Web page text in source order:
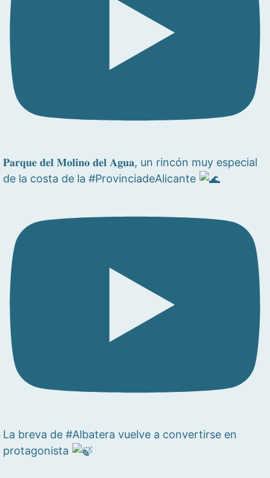
𝐏𝐚𝐫𝐪𝐮𝐞 𝐝𝐞𝐥 𝐌𝐨𝐥𝐢𝐧𝐨 𝐝𝐞𝐥 𝐀𝐠𝐮𝐚, un rincón muy especial
de la costa de la #ProvinciadeAlicante
La breva de #Albatera vuelve a convertirse en
protagonista